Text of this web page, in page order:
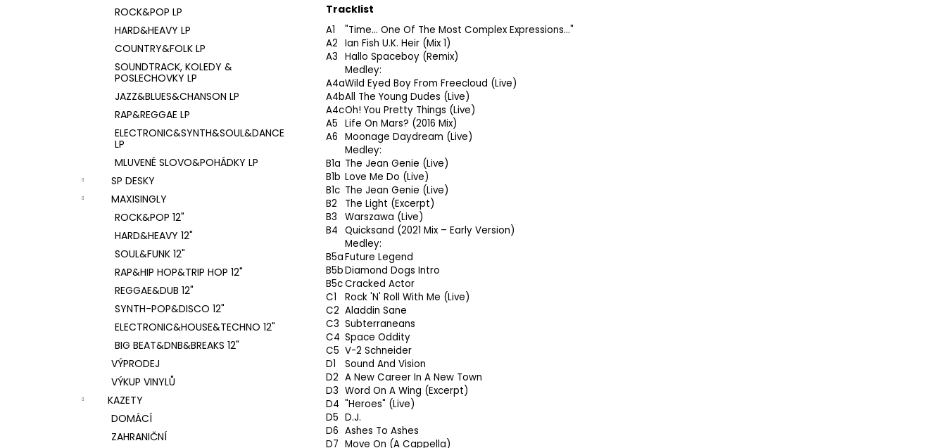
ROCK&POP LP
HARD&HEAVY LP
COUNTRY&FOLK LP
SOUNDTRACK, KOLEDY &
POSLECHOVKY LP
JAZZ&BLUES&CHANSON LP
RAP&REGGAE LP
ELECTRONIC&SYNTH&SOUL&DANCE
LP
MLUVENÉ SLOVO&POHÁDKY LP
SP DESKY
MAXISINGLY
ROCK&POP 12"
HARD&HEAVY 12"
SOUL&FUNK 12"
RAP&HIP HOP&TRIP HOP 12"
REGGAE&DUB 12"
SYNTH-POP&DISCO 12"
ELECTRONIC&HOUSE&TECHNO 12"
BIG BEAT&DNB&BREAKS 12"
VÝPRODEJ
VÝKUP VINYLŮ
KAZETY
DOMÁCÍ
ZAHRANIČNÍ
Tracklist
A1
"Time... One Of The Most Complex Expressions..."
A2 Ian Fish U.K. Heir (Mix 1)
A3 Hallo Spaceboy (Remix)
Medley:
A4aWild Eyed Boy From Freecloud (Live)
A4bAll The Young Dudes (Live)
A4cOh! You Pretty Things (Live)
A5 Life On Mars? (2016 Mix)
A6 Moonage Daydream (Live)
Medley:
B1a The Jean Genie (Live)
B1b Love Me Do (Live)
B1c The Jean Genie (Live)
B2
The Light (Excerpt)
B3
Warszawa (Live)
B4 Quicksand (2021 Mix – Early Version)
Medley:
B5aFuture Legend
B5bDiamond Dogs Intro
B5cCracked Actor
C1
Rock 'N' Roll With Me (Live)
C2 Aladdin Sane
C3 Subterraneans
C4 Space Oddity
C5 V-2 Schneider
D1
Sound And Vision
D2 A New Career In A New Town
D3 Word On A Wing (Excerpt)
D4 "Heroes" (Live)
D5 D.J.
D6 Ashes To Ashes
D7 Move On (A Cappella)